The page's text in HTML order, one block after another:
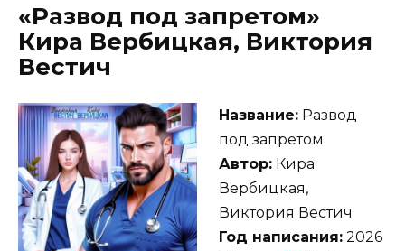
«Развод под запретом»
Кира Вербицкая, Виктория
Вестич
Название: Развод
под запретом
Автор: Кира
Вербицкая,
Виктория Вестич
Год написания: 2026